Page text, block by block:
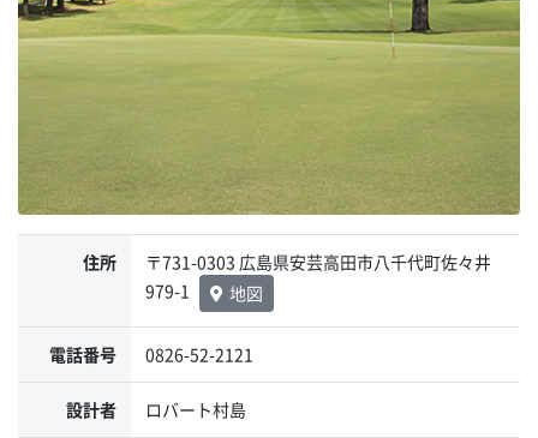
住所
〒731-0303 広島県安芸高田市八千代町佐々井
979-1
地図
電話番号 0826-52-2121
設計者 ロバート村島